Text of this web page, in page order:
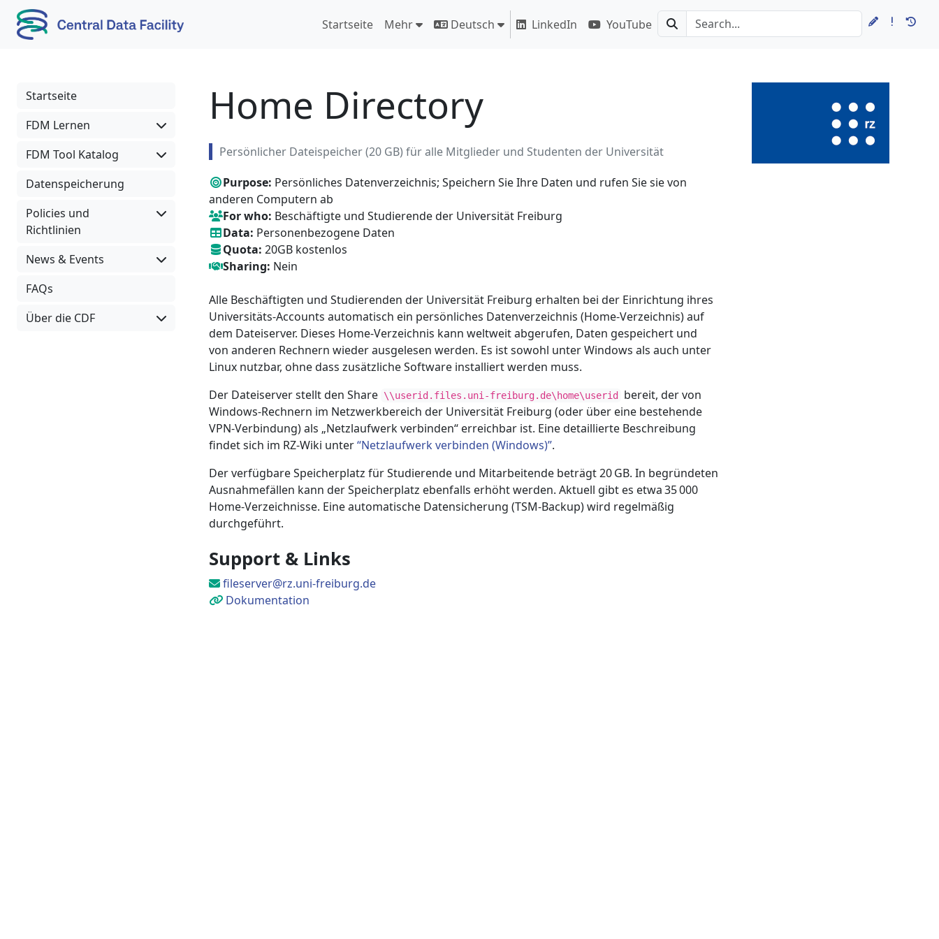
Skip to content
Skip to footer
Startseite
Mehr Deutsch LinkedIn YouTube
Startseite
FDM Lernen
FDM Tool Katalog
Datenspeicherung
Policies und
Richtlinien
News & Events
FAQs
Über die CDF
Home Directory
Persönlicher Dateispeicher (20 GB) für alle Mitglieder und Studenten der Universität
Purpose: Persönliches Datenverzeichnis; Speichern Sie Ihre Daten und rufen Sie sie von
anderen Computern ab
For who: Beschäftigte und Studierende der Universität Freiburg
Data: Personenbezogene Daten
Quota: 20GB kostenlos
Sharing: Nein
Alle Beschäftigten und Studierenden der Universität Freiburg erhalten bei der Einrichtung ihres
Universitäts‑Accounts automatisch ein persönliches Datenverzeichnis (Home‑Verzeichnis) auf
dem Dateiserver. Dieses Home‑Verzeichnis kann weltweit abgerufen, Daten gespeichert und
von anderen Rechnern wieder ausgelesen werden. Es ist sowohl unter Windows als auch unter
Linux nutzbar, ohne dass zusätzliche Software installiert werden muss.
Der Dateiserver stellt den Share \\userid.files.uni-freiburg.de\home\userid
bereit, der von
Windows‑Rechnern im Netzwerkbereich der Universität Freiburg (oder über eine bestehende
VPN‑Verbindung) als „Netzlaufwerk verbinden“ erreichbar ist. Eine detaillierte Beschreibung
findet sich im RZ‑Wiki unter“Netzlaufwerk verbinden (Windows)”.
Der verfügbare Speicherplatz für Studierende und Mitarbeitende beträgt 20 GB. In begründeten
Ausnahmefällen kann der Speicherplatz ebenfalls erhöht werden. Aktuell gibt es etwa 35 000
Home‑Verzeichnisse. Eine automatische Datensicherung (TSM‑Backup) wird regelmäßig
durchgeführt.
Support & Links
fileserver@rz.uni-freiburg.de
Dokumentation